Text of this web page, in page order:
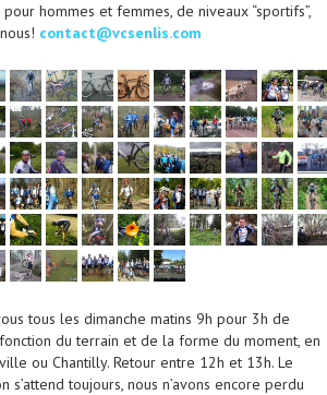
hommes et femmes, de niveaux “sportifs”,
contact@vcsenlis.com
tous les dimanche matins 9h pour 3h de
du terrain et de la forme du moment, en
ou Chantilly. Retour entre 12h et 13h. Le
toujours, nous n’avons encore perdu